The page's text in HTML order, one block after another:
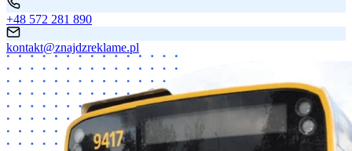
+48 572 281 890
kontakt@znajdzreklame.pl